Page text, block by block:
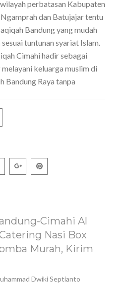
perbatasan Kabupaten
dan Batujajar tentu
Bandung yang mudah
tuntunan syariat Islam.
Cimahi hadir sebagai
keluarga muslim di
Bandung Raya tanpa
Cimahi Al
Nasi Box
Murah, Kirim
Dwiki Septianto